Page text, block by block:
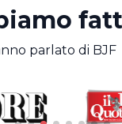
parlato di BJF